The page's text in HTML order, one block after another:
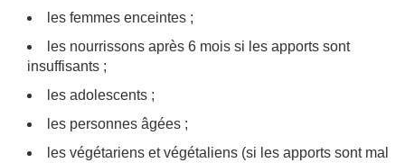
les femmes enceintes ;
les nourrissons après 6 mois si les apports sont
insuffisants ;
les adolescents ;
les personnes âgées ;
les végétariens et végétaliens (si les apports sont mal